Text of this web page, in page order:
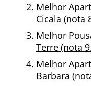
Melhor
Cicala (nota
Melhor
Terre (nota
Melhor
Barbara